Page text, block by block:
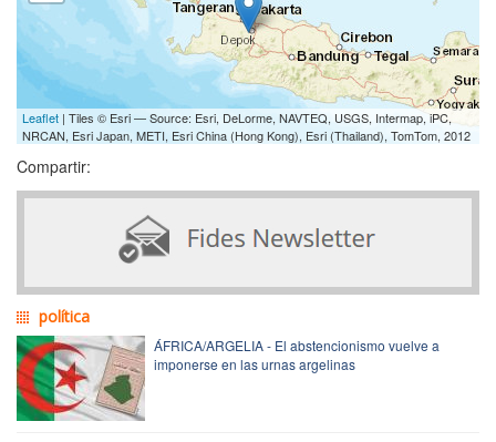
Leaflet | Tiles © Esri — Source: Esri, DeLorme, NAVTEQ, USGS, Intermap, iPC,
NRCAN, Esri Japan, METI, Esri China (Hong Kong), Esri (Thailand), TomTom, 2012
Compartir:
política
ÁFRICA/ARGELIA - El abstencionismo vuelve a
imponerse en las urnas argelinas